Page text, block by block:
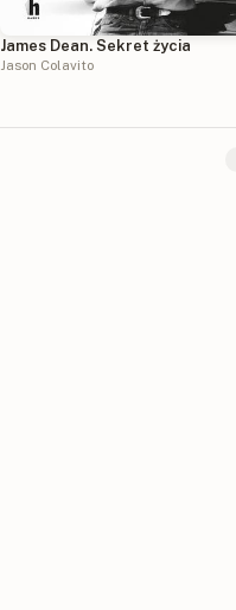
James Dean. Sekret życia
Jason Colavito